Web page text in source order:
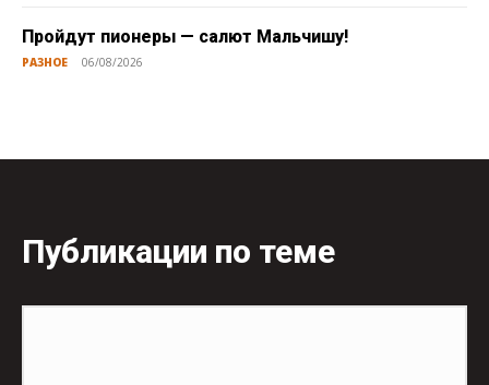
Пройдут пионеры — салют Мальчишу!
РАЗНОЕ 06/08/2026
Публикации по теме